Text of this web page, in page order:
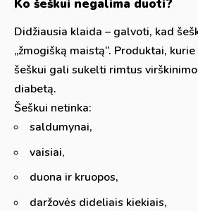
Ko šeškui negalima duoti?
Didžiausia klaida – galvoti, kad
„žmogišką maistą“. Produktai,
šeškui gali sukelti rimtus
diabetą.
Šeškui netinka:
saldumynai,
vaisiai,
duona ir kruopos,
daržovės dideliais kiekiais,